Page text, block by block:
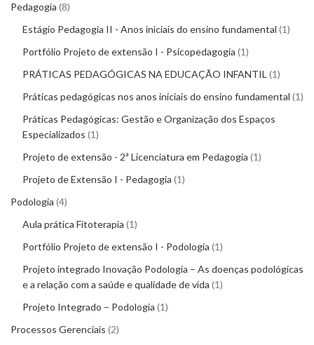
Pedagogia 8
Estágio Pedagogia II - Anos iniciais do ensino fundamental 1
Portfólio Projeto de extensão I - Psicopedagogia 1
PRÁTICAS PEDAGÓGICAS NA EDUCAÇÃO INFANTIL 1
Práticas pedagógicas nos anos iniciais do ensino fundamental 1
Práticas Pedagógicas: Gestão e Organização dos Espaços
Especializados 1
Projeto de extensão - 2ª Licenciatura em Pedagogia 1
Projeto de Extensão I - Pedagogia 1
Podologia 4
Aula prática Fitoterapia 1
Portfólio Projeto de extensão I - Podologia 1
Projeto integrado Inovação Podologia – As doenças podológicas
e a relação com a saúde e qualidade de vida 1
Projeto Integrado – Podologia 1
Processos Gerenciais 2